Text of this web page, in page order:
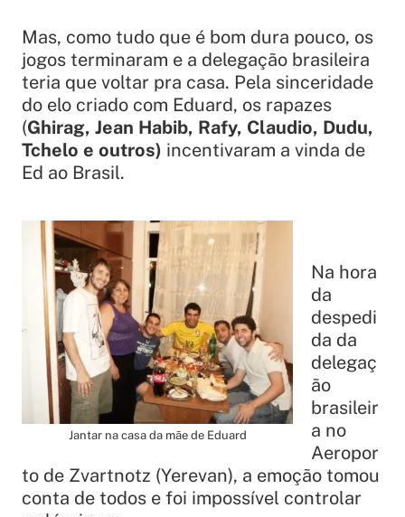
Mas, como tudo que é bom dura pouco, os
jogos terminaram e a delegação brasileira
teria que voltar pra casa. Pela sinceridade
do elo criado com Eduard, os rapazes
(Ghirag, Jean Habib, Rafy, Claudio, Dudu,
Tchelo e outros) incentivaram a vinda de
Ed ao Brasil.
Jantar na casa da mãe de Eduard
Na hora
da
despedi
da da
delegaç
ão
brasileir
a no
Aeropor
to de Zvartnotz (Yerevan), a emoção tomou
conta de todos e foi impossível controlar